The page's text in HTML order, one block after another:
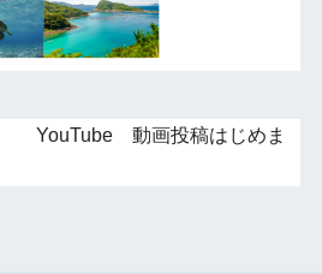
動画投稿はじめま